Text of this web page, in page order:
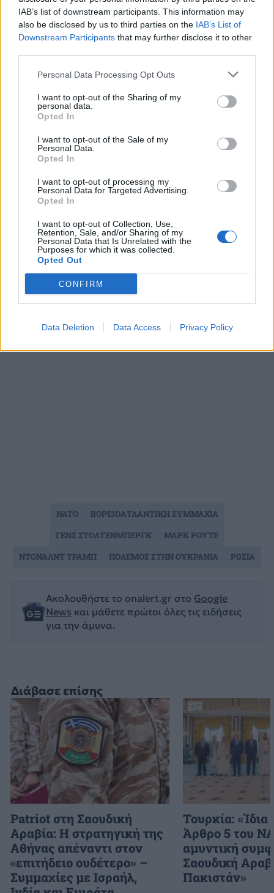
IAB’s list of downstream participants. This information may
also be disclosed by us to third parties on the IAB’s List of
Downstream Participants that may further disclose it to other
Personal Data Processing Opt Outs
I want to opt-out of the Sharing of my
personal data.
Opted In
I want to opt-out of the Sale of my
Personal Data.
Opted In
I want to opt-out of processing my
Personal Data for Targeted Advertising.
Opted In
I want to opt-out of Collection, Use,
Retention, Sale, and/or Sharing of my
Personal Data that Is Unrelated with the
Purposes for which it was collected.
Opted Out
CONFIRM
Data Deletion Data Access Privacy Policy
Διάβασε επίσης
Patriot στη Σαουδική
Αραβία: Η στρατηγική της
Αθήνας απέναντι στον
«επιτήδειο ουδέτερο» –
Συμμαχίες με Ισραήλ,
Τουρκία: «Ίδια
Άρθρο 5 του
αμυντική
Σαουδική
Πακιστάν»
αποσύρει τις ΗΠΑ από τη Συμμαχία κατά τη διάρκεια
της θητείας του και τα έβαζε με άλλα μέλη
προκειμένου να αυξήσουν τις δαπάνες τους.
Ο Στόλτενμπεργκ κατάφερε να του αλλάξει γνώμη
και χαρακτηρίστηκε ο «γητευτής του Τραμπ» επειδή
πρόεδρο.Ο Ρούτε δεν φοβήθηκε να μιλήσει
ευθέως στον Τραμπ, ακόμη και να εναντιωθεί σε
αυτόν δημοσίως κατά την επίσκεψή του στον
Λευκό Οίκο με αφορμή πιθανή εμπορική
συμφωνία ΗΠΑ – ΕΕ
Οι υποστηρικτές του λένε ότι η μεγάλη εμπειρία του
να βρίσκει συμβιβαστικές λύσεις ως πολιτικού είναι
πλεονέκτημα. Εκείνοι που δεν πείθονται εύκολα
ισχυρίζονται ότι θα ήταν ευκολότερο να πάρει τον
Τραμπ με το μέρος του ένας αρχηγός του ΝΑΤΟ που
έχει δαπανήσει περισσότερα στην άμυνα.
Με πληροφορίες από: ΑΠΕ – ΜΠΕ / Φωτογραφίες
Ακολουθήστε το onalert.gr στο Google
News και μάθετε πρώτοι όλες τις ειδήσεις
για την άμυνα.
NATO
ΒΟΡΕΙΟΑΤΛΑΝΤΙΚΗ ΣΥΜΜΑΧΙΑ
ΓΕΝΣ ΣΤΟΛΤΕΝΜΠΕΡΓΚ
ΜΑΡΚ ΡΟΥΤΕ
ΝΤΟΝΑΛΝΤ ΤΡΑΜΠ
ΠΟΛΕΜΟΣ ΣΤΗΝ ΟΥΚΡΑΝΙΑ ΡΩΣΙΑ